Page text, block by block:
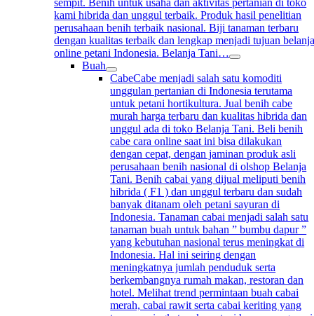
sempit. Benih untuk usaha dan aktivitas pertanian di toko
kami hibrida dan unggul terbaik. Produk hasil penelitian
perusahaan benih terbaik nasional. Biji tanaman terbaru
dengan kualitas terbaik dan lengkap menjadi tujuan
online petani Indonesia. Belanja Tani…
Buah
CabeCabe menjadi salah satu komoditi
unggulan pertanian di Indonesia terutama
untuk petani hortikultura. Jual benih cabe
murah harga terbaru dan kualitas hibrida dan
unggul ada di toko Belanja Tani. Beli benih
cabe cara online saat ini bisa dilakukan
dengan cepat, dengan jaminan produk asli
perusahaan benih nasional di olshop Belanja
Tani. Benih cabai yang dijual meliputi benih
hibrida ( F1 ) dan unggul terbaru dan sudah
banyak ditanam oleh petani sayuran di
Indonesia. Tanaman cabai menjadi salah satu
tanaman buah untuk bahan ” bumbu dapur ”
yang kebutuhan nasional terus meningkat di
Indonesia. Hal ini seiring dengan
meningkatnya jumlah penduduk serta
berkembangnya rumah makan, restoran dan
hotel. Melihat trend permintaan buah cabai
merah, cabai rawit serta cabai keriting yang